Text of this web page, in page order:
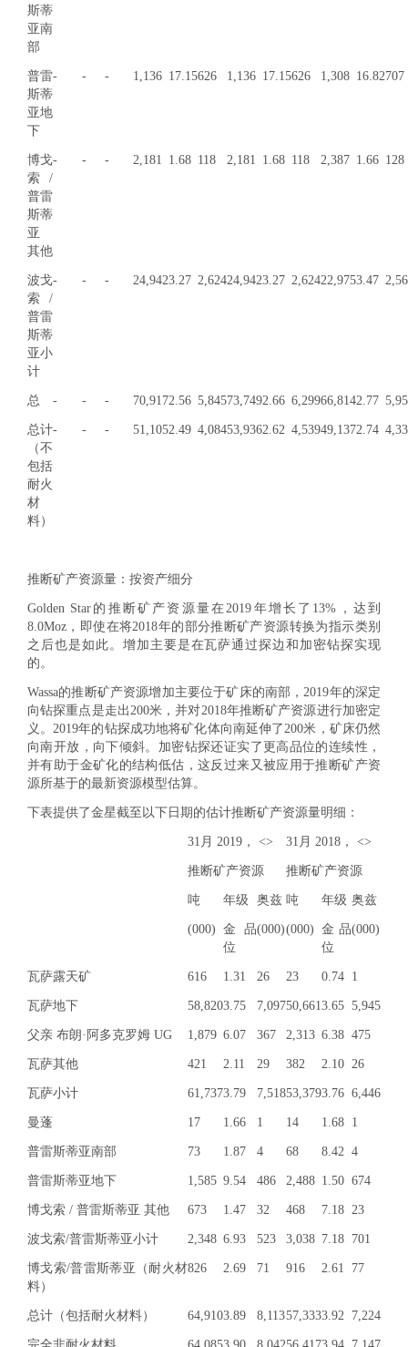
斯蒂
亚南
部
普雷
斯蒂
亚地
下
- - - 1,136 17.15626 1,136 17.15626 1,308 16.82707
博戈
索 /
普雷
斯蒂
亚
其他
- - - 2,181 1.68 118 2,181 1.68 118 2,387 1.66 128
波戈
索/
普雷
斯蒂
亚小
计
- - - 24,9423.27 2,62424,9423.27 2,62422,9753.47
总 - - - 70,9172.56 5,84573,7492.66 6,29966,8142.77
总计
（不
包括
耐火
材
料）
- - - 51,1052.49 4,08453,9362.62 4,53949,1372.74
推断矿产资源量：按资产细分
Golden Star的推断矿产资源量在2019年增长了13%，达到
8.0Moz，即使在将2018年的部分推断矿产资源转换为指示类别
之后也是如此。增加主要是在瓦萨通过探边和加密钻探实现
的。
Wassa的推断矿产资源增加主要位于矿床的南部，2019年的深定
向钻探重点是走出200米，并对2018年推断矿产资源进行加密定
义。2019年的钻探成功地将矿化体向南延伸了200米，矿床仍然
向南开放，向下倾斜。加密钻探还证实了更高品位的连续性，
并有助于金矿化的结构低估，这反过来又被应用于推断矿产资
源所基于的最新资源模型估算。
下表提供了金星截至以下日期的估计推断矿产资源量明细：
31月 2019， <>
推断矿产资源
31月 2018， <>
推断矿产资源
吨 年级 奥兹 吨 年级 奥兹
(000) 金品
位
(000)(000) 金品
位
(000)
瓦萨露天矿 616 1.31 26 23 0.74 1
瓦萨地下 58,8203.75 7,09750,6613.65 5,945
父亲 布朗·阿多克罗姆 UG 1,879 6.07 367 2,313 6.38 475
瓦萨其他 421 2.11 29 382 2.10 26
瓦萨小计 61,7373.79 7,51853,3793.76 6,446
曼蓬 17 1.66 1 14 1.68 1
普雷斯蒂亚南部 73 1.87 4 68 8.42 4
普雷斯蒂亚地下 1,585 9.54 486 2,488 1.50 674
博戈索 / 普雷斯蒂亚 其他 673 1.47 32 468 7.18 23
波戈索/普雷斯蒂亚小计 2,348 6.93 523 3,038 7.18 701
博戈索/普雷斯蒂亚（耐火材
料）
826 2.69 71 916 2.61 77
总计（包括耐火材料） 64,9103.89 8,11357,3333.92 7,224